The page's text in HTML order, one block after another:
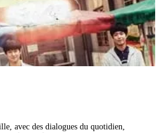
avec des dialogues du quotidien,